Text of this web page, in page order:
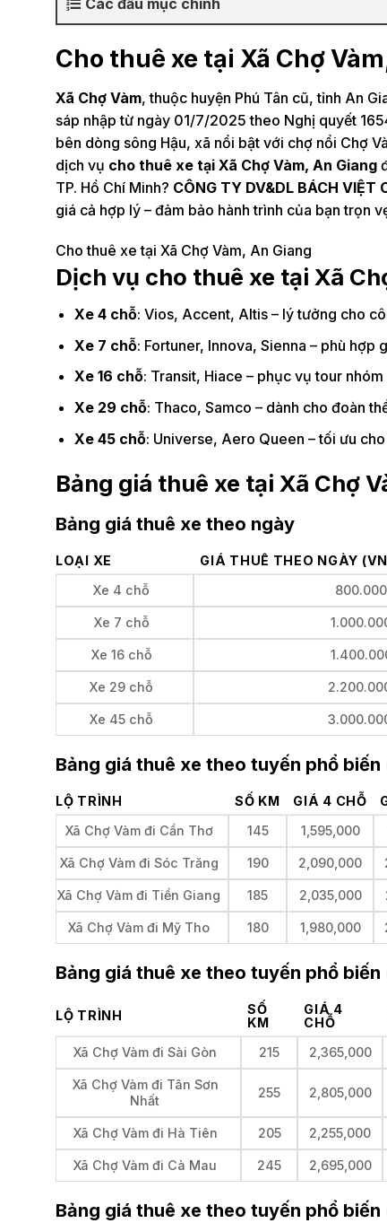
Các đầu mục chính
Cho thuê xe tại Xã Chợ
Xã Chợ Vàm, thuộc huyện Phú Tân cũ, tỉnh An
sáp nhập từ ngày 01/7/2025 theo Nghị quyết
bên dòng sông Hậu, xã nổi bật với chợ nổi Chợ
dịch vụ cho thuê xe tại Xã Chợ Vàm, An Giang
TP. Hồ Chí Minh? CÔNG TY DV&DL BÁCH VIỆT
giá cả hợp lý – đảm bảo hành trình của bạn trọn
Cho thuê xe tại Xã Chợ Vàm, An Giang
Dịch vụ cho thuê xe tại Xã
Xe 4 chỗ: Vios, Accent, Altis – lý tưởng cho
Xe 7 chỗ: Fortuner, Innova, Sienna – phù hợp
Xe 16 chỗ: Transit, Hiace – phục vụ tour
Xe 29 chỗ: Thaco, Samco – dành cho đoàn
Xe 45 chỗ: Universe, Aero Queen – tối ưu
Bảng giá thuê xe tại Xã Chợ
Bảng giá thuê xe theo ngày
LOẠI XE GIÁ THUÊ THEO NGÀY
Xe 4 chỗ
Xe 7 chỗ
Xe 16 chỗ
Xe 29 chỗ
Xe 45 chỗ
Bảng giá thuê xe theo tuyến phổ biến
LỘ TRÌNH SỐ KM GIÁ 4 CHỖ
Xã Chợ Vàm đi Cần Thơ
145 1,595,000
Xã Chợ Vàm đi Sóc Trăng 190 2,090,000
Xã Chợ Vàm đi Tiền Giang 185 2,035,000
Xã Chợ Vàm đi Mỹ Tho 180 1,980,000
Bảng giá thuê xe theo tuyến phổ
LỘ TRÌNH
SỐ
KM
GIÁ 4
CHỖ
Xã Chợ Vàm đi Sài Gòn 215 2,365,000
Xã Chợ Vàm đi Tân Sơn
Nhất
255 2,805,000
Xã Chợ Vàm đi Hà Tiên 205 2,255,000
Xã Chợ Vàm đi Cà Mau 245 2,695,000
Bảng giá thuê xe theo tuyến phổ biến